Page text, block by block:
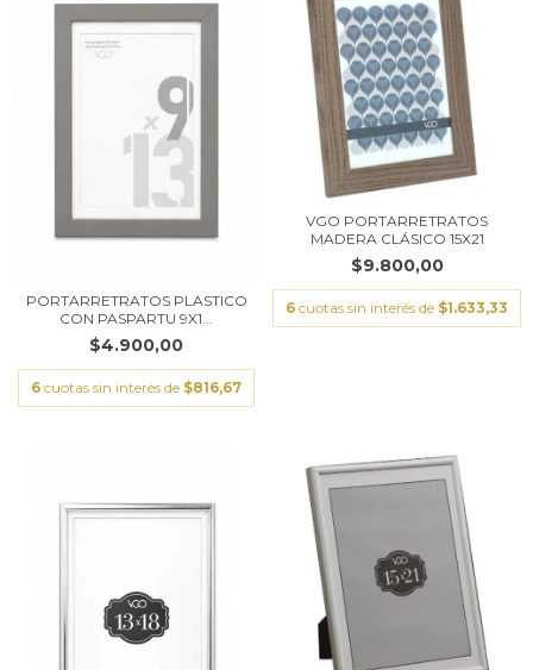
PORTARRETRATOS PLASTICO
CON PASPARTU 9X1...
$4.900,00
6 cuotas sin interés de $816,67
VGO PORTARRETRATOS
MADERA CLÁSICO 15X21
$9.800,00
6 cuotas sin interés de $1.633,33